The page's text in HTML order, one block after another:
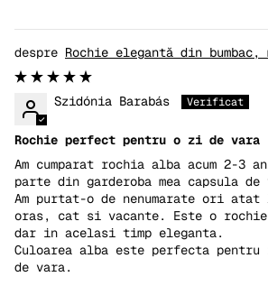
Rochie elegantă din
Szidónia Barabás
Rochie perfect pentru o zi de vara
Am cumparat rochia alba acum 2-3
parte din garderoba mea capsula de
Am purtat-o de nenumarate ori
oras, cat si vacante. Este o rochie
dar in acelasi timp eleganta.
Culoarea alba este perfecta
de vara.